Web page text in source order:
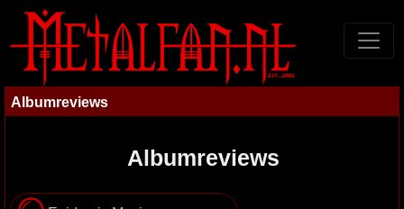
Albumreviews
Albumreviews